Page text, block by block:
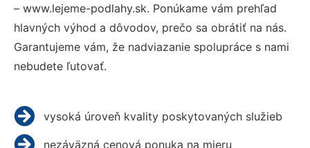
– www.lejeme-podlahy.sk. Ponúkame vám prehľad
hlavných výhod a dôvodov, prečo sa obrátiť na nás.
Garantujeme vám, že nadviazanie spolupráce s nami
nebudete ľutovať.
vysoká úroveň kvality poskytovaných služieb
nezáväzná cenová ponuka na mieru